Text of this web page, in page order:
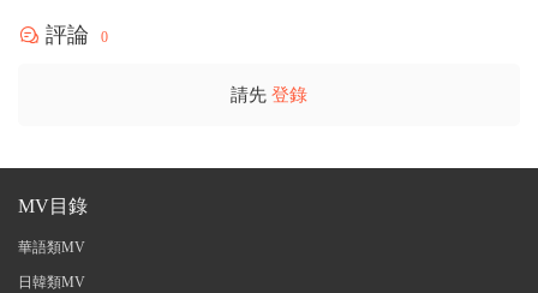
評論 0
請先 登錄
MV目錄
華語類MV
日韓類MV